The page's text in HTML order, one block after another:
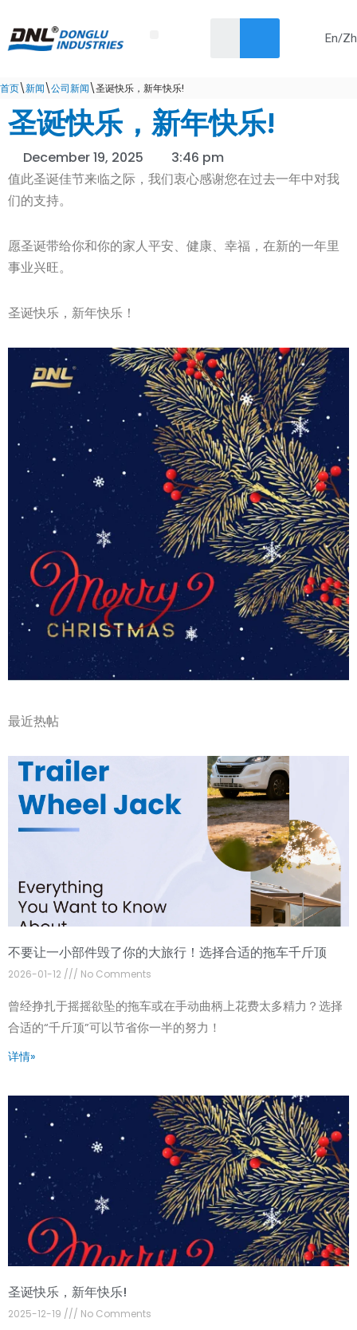
Skip
content
En/Zh
首页\新闻\公司新闻\圣诞快乐，新年快乐!
圣诞快乐，新年快乐!
December 19, 2025
3:46 pm
值此圣诞佳节来临之际，我们衷心感谢您在过去一年中对我
们的支持。
愿圣诞带给你和你的家人平安、健康、幸福，在新的一年里
事业兴旺。
圣诞快乐，新年快乐！
最近热帖
不要让一小部件毁了你的大旅行！选择合适的拖车千斤顶
2026-01-12 No Comments
曾经挣扎于摇摇欲坠的拖车或在手动曲柄上花费太多精力？选择
合适的“千斤顶”可以节省你一半的努力！
详情»
圣诞快乐，新年快乐!
2025-12-19 No Comments